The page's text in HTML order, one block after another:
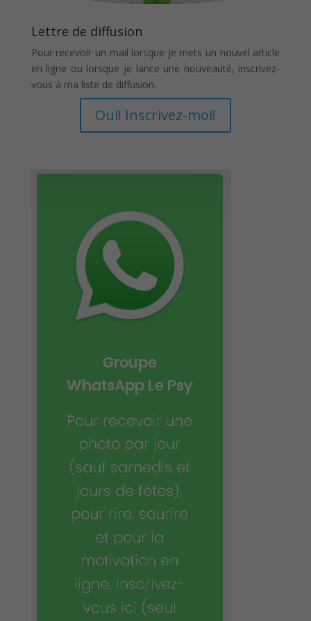
Lettre de diffusion
Pour recevoir un mail lorsque je mets un nouvel article
en ligne ou lorsque je lance une nouveauté, inscrivez-
vous à ma liste de diffusion.
Oui! Inscrivez-moi!